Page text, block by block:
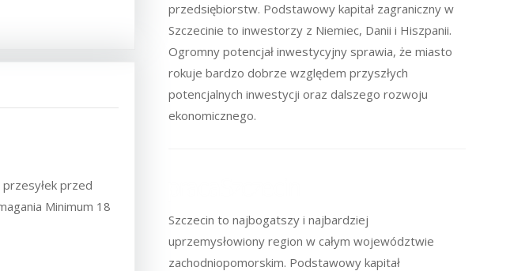
przed
Minimum 18
przedsiębiorstw. Podstawowy kapitał zagraniczny w
Szczecinie to inwestorzy z Niemiec, Danii i Hiszpanii.
Ogromny potencjał inwestycyjny sprawia, że miasto
rokuje bardzo dobrze względem przyszłych
potencjalnych inwestycji oraz dalszego rozwoju
ekonomicznego.
Szczecin to najbogatszy i najbardziej
uprzemysłowiony region w całym województwie
zachodniopomorskim. Podstawowy kapitał